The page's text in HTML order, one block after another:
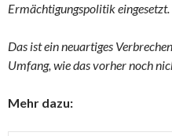
Ermächtigungspolitik eingesetzt.
Das ist ein neuartiges
Umfang, wie das vorher noch
Mehr dazu: